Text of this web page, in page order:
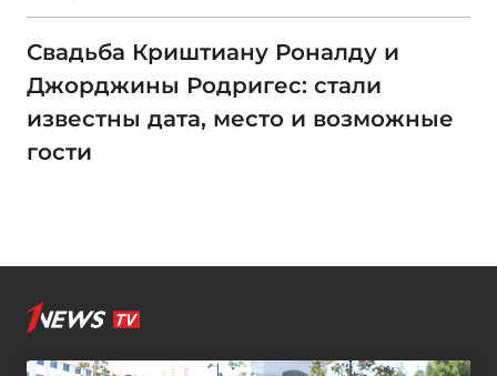
Свадьба Криштиану Роналду и
Джорджины Родригес: стали
известны дата, место и возможные
гости